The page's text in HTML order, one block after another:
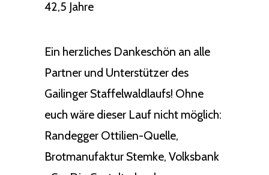
42,5 Jahre
Ein herzliches Dankeschön an alle
Partner und Unterstützer des
Gailinger Staffelwaldlaufs! Ohne
euch wäre dieser Lauf nicht möglich:
Randegger Ottilien-Quelle,
Brotmanufaktur Stemke, Volksbank